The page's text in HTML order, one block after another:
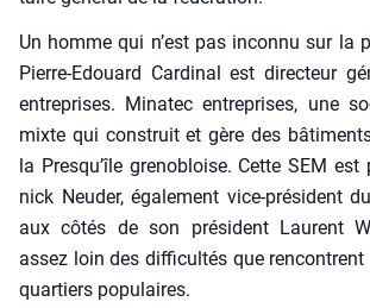
Un homme qui n’est pas incon­nu sur la
Pierre-Edouard Car­di­nal est direc­teur
entre­prises. Mina­tec entre­prises, une
mixte qui construit et gère des
la Presqu’île gre­no­bloise. Cette SEM
nick Neu­der, éga­le­ment vice-pré­sident
aux côtés de son pré­sident Laurent
assez loin des dif­fi­cul­tés que
quar­tiers popu­laires.